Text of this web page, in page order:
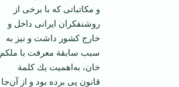
و مكاتباتی‌ كه‌ با برخی‌ از
روشنفكران‌ ایرانی ‌داخل‌ و
خارج‌ كشور داشت‌ و نیز به‌
سبب‌ سابقة‌ معرفت‌ با ملكم‌
خان‌، به‌اهمیت‌ یك‌ كلمة‌
قانون‌ پی‌ برده‌ بود و از آن‌جا